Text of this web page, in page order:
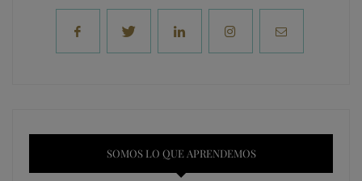
SOMOS LO QUE APRENDEMOS